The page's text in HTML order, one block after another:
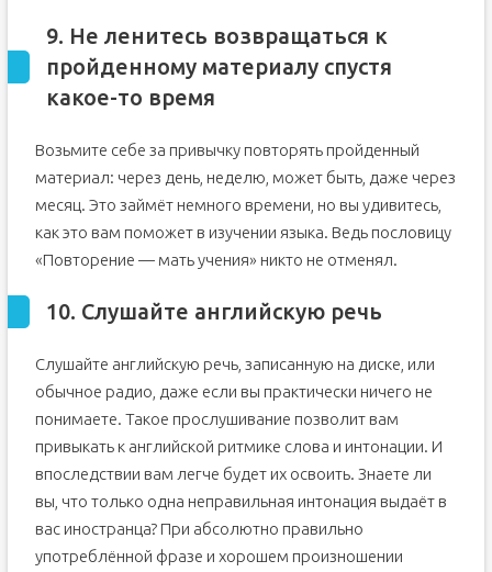
9. Не ленитесь возвращаться к
пройденному материалу спустя
какое-то время
Возьмите себе за привычку повторять пройденный
материал: через день, неделю, может быть, даже через
месяц. Это займёт немного времени, но вы удивитесь,
как это вам поможет в изучении языка. Ведь пословицу
«Повторение — мать учения» никто не отменял.
10. Слушайте английскую речь
Слушайте английскую речь, записанную на диске, или
обычное радио, даже если вы практически ничего не
понимаете. Такое прослушивание позволит вам
привыкать к английской ритмике слова и интонации. И
впоследствии вам легче будет их освоить. Знаете ли
вы, что только одна неправильная интонация выдаёт в
вас иностранца? При абсолютно правильно
употреблённой фразе и хорошем произношении